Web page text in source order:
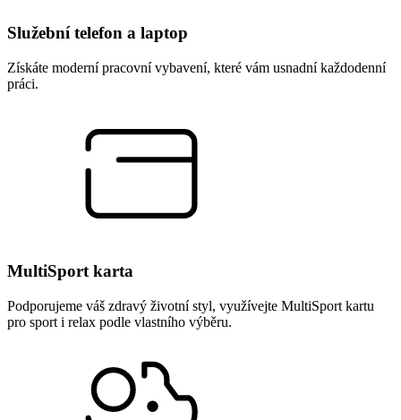
Služební telefon a laptop
Získáte moderní pracovní vybavení, které vám usnadní každodenní
práci.
MultiSport karta
Podporujeme váš zdravý životní styl, využívejte MultiSport kartu
pro sport i relax podle vlastního výběru.